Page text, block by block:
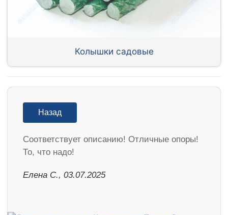
Колышки садовые
Назад
Соответствует описанию! Отличные опоры!
То, что надо!
Елена С., 03.07.2025